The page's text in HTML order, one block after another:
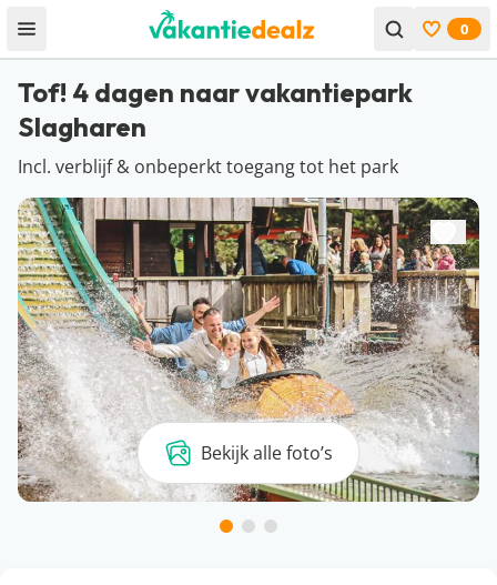
Open menu Bekijk
0
Tof! 4 dagen naar vakantiepark
Slagharen
Incl. verblijf & onbeperkt toegang tot het park
Bekijk alle foto’s